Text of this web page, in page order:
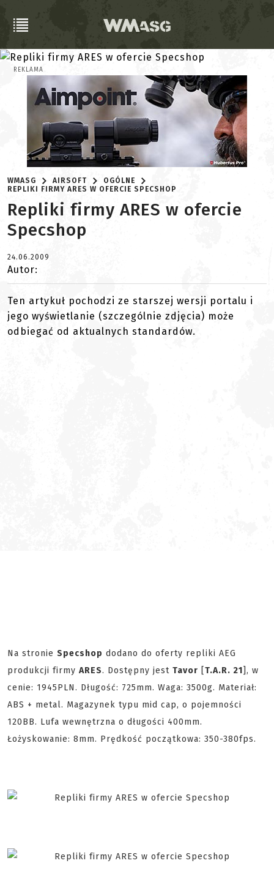
REKLAMA
WMASG AIRSOFT
OGÓLNE
REPLIKI FIRMY ARES W OFERCIE SPECSHOP
Repliki firmy ARES w ofercie
Specshop
24.06.2009
Autor:
Ten artykuł pochodzi ze starszej wersji portalu i
jego wyświetlanie (szczególnie zdjęcia) może
odbiegać od aktualnych standardów.
Na stronie Specshop dodano do oferty repliki AEG
produkcji firmy ARES. Dostępny jest Tavor [T.A.R. 21], w
cenie: 1945PLN. Długość: 725mm. Waga: 3500g. Materiał:
ABS + metal. Magazynek typu mid cap, o pojemności
120BB. Lufa wewnętrzna o długości 400mm.
Łożyskowanie: 8mm. Prędkość początkowa: 350-380fps.